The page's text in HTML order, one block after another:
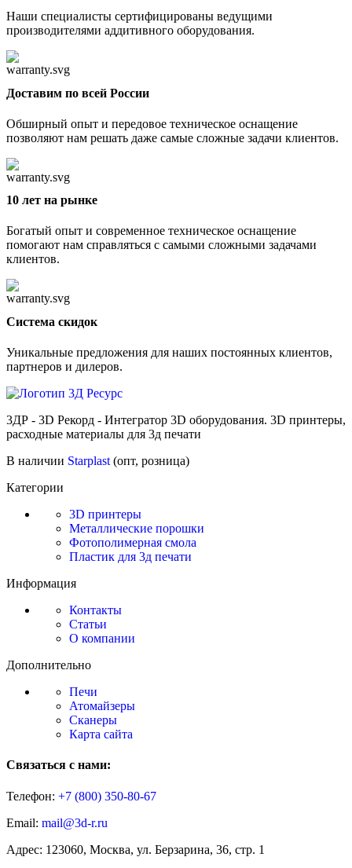
Наши специалисты сертифицированы ведущими
производителями аддитивного оборудования.
Доставим по всей России
Обширный опыт и передовое техническое оснащение
позволяют нам решать даже самые сложные задачи клиентов.
10 лет на рынке
Богатый опыт и современное техническое оснащение
помогают нам справляться с самыми сложными задачами
клиентов.
Cистема скидок
Уникальные предложения для наших постоянных клиентов,
партнеров и дилеров.
3ДР - 3D Рекорд - Интегратор 3D оборудования. 3D принтеры,
расходные материалы для 3д печати
В наличии Starplast (опт, розница)
Категории
3D принтеры
Металлические порошки
Фотополимерная смола
Пластик для 3д печати
Информация
Контакты
Статьи
О компании
Дополнительно
Печи
Атомайзеры
Сканеры
Карта сайта
Связаться с нами:
Телефон: +7 (800) 350-80-67
Email: mail@3d-r.ru
Адрес: 123060, Москва, ул. Берзарина, 36, стр. 1